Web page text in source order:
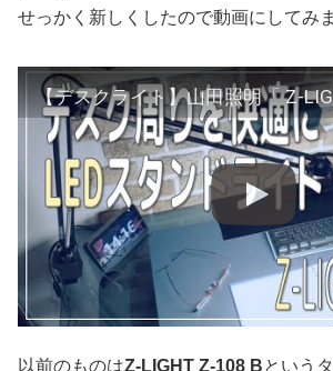
せっかく新しくしたので動画にしてみ
以前のものはZ-LIGHT Z-108 Bという